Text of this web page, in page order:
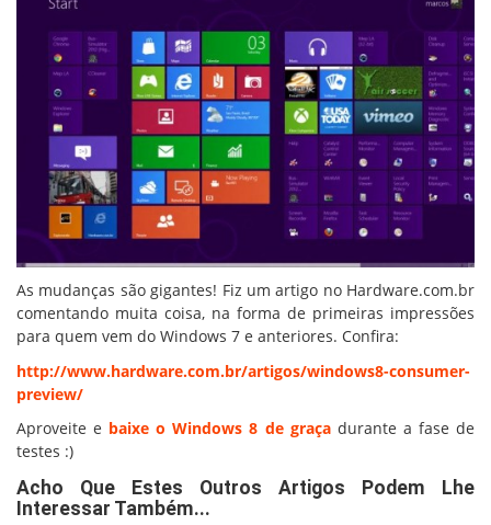
As mudanças são gigantes! Fiz um artigo no Hardware.com.br
comentando muita coisa, na forma de primeiras impressões
para quem vem do Windows 7 e anteriores. Confira:
http://www.hardware.com.br/artigos/windows8-consumer-
preview/
Aproveite e baixe o Windows 8 de graçadurante a fase de
testes :)
Acho Que Estes Outros Artigos Podem Lhe
Interessar Também...